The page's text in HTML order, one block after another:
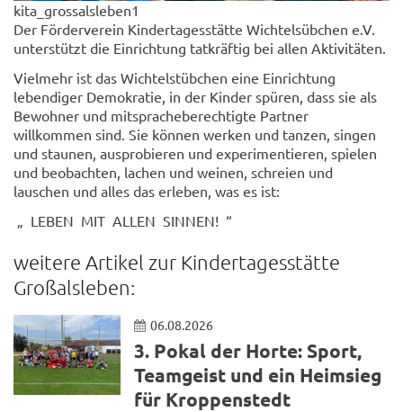
kita_grossalsleben1
Der Förderverein Kindertagesstätte Wichtelsübchen e.V.
unterstützt die Einrichtung tatkräftig bei allen Aktivitäten.
Vielmehr ist das Wichtelstübchen eine Einrichtung
lebendiger Demokratie, in der Kinder spüren, dass sie als
Bewohner und mitspracheberechtigte Partner
willkommen sind. Sie können werken und tanzen, singen
und staunen, ausprobieren und experimentieren, spielen
und beobachten, lachen und weinen, schreien und
lauschen und alles das erleben, was es ist:
„ LEBEN MIT ALLEN SINNEN! “
weitere Artikel zur Kindertagesstätte
Großalsleben:
06.08.2026
3. Pokal der Horte: Sport,
Teamgeist und ein Heimsieg
für Kroppenstedt